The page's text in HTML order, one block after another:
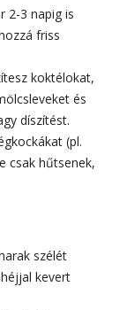
2-3 napig is
friss
koktélokat,
és
díszítést.
(pl.
csak hűtsenek,
szélét
kevert